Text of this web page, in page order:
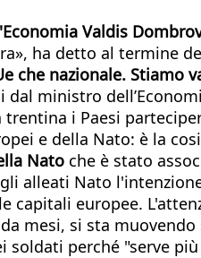
Valdis
ha detto al termine
che nazionale. Stiamo
ministro
trentina i Paesi
e della Nato: è la
Nato che è stato
alleati Nato
capitali europee.
mesi, si sta
perché "serve